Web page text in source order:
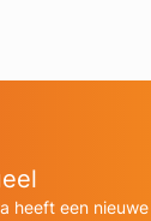
heeft een